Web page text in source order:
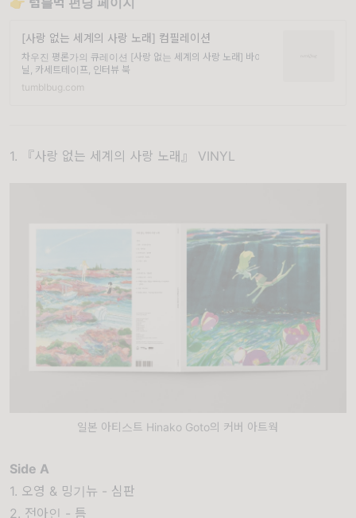
[사랑 없는 세계의 사랑 노래] 컴필레이션
차우진 평론가의 큐레이션 [사랑 없는 세계의 사랑 노래] 바이
닐, 카세트테이프, 인터뷰 북
tumblbug.com
1. 『사랑 없는 세계의 사랑 노래』 VINYL
일본 아티스트 Hinako Goto의 커버 아트웍
Side A
1. 오영 & 밍기뉴 - 심판
2. 전아인 - 틈